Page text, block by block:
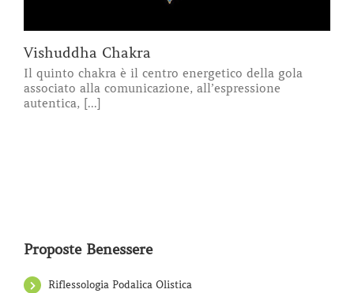
Vishuddha Chakra
Il quinto chakra è il centro energetico della gola
associato alla comunicazione, all’espressione
autentica, [...]
Proposte Benessere
Riflessologia Podalica Olistica